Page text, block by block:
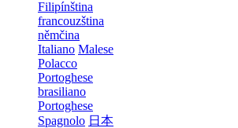
Filipínština
francouzština
němčina
Italiano Malese
Polacco
Portoghese
brasiliano
Portoghese
Spagnolo 日本